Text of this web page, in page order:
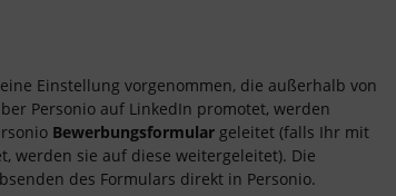
Einstellung vorgenommen, die außerhalb von
Personio auf LinkedIn promotet, werden
Bewerbungsformular geleitet (falls Ihr mit
werden sie auf diese weitergeleitet). Die
des Formulars direkt in Personio.